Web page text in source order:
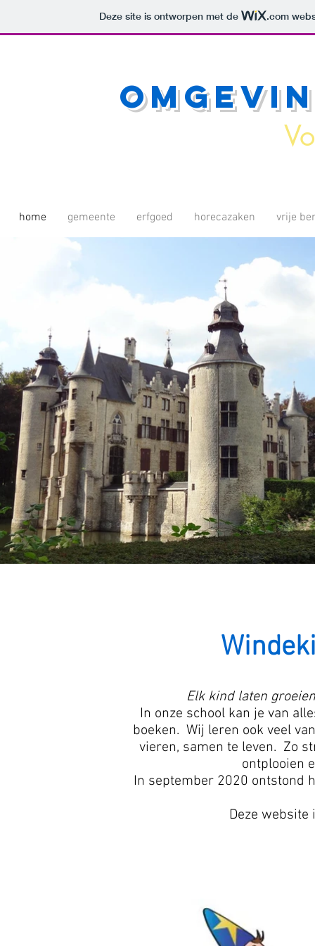
Deze site is ontworpen met de .com
home gemeente erfgoed horecazaken vrije
Elk kind laten
In onze school kan je van
boeken. Wij leren ook veel
vieren, samen te leven. Zo
ontplooien
In september 2020 ontstond
Deze website